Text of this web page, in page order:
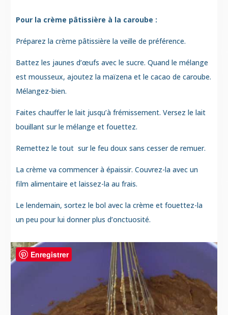
Pour la crème pâtissière à la caroube :
Préparez la crème pâtissière la veille de préférence.
Battez les jaunes d’œufs avec le sucre. Quand le mélange
est mousseux, ajoutez la maïzena etle cacao de caroube.
Mélangez-bien.
Faites chauffer le lait jusqu’à frémissement. Versez le lait
bouillant sur le mélange et fouettez.
Remettez le tout sur le feu doux sans cesser de remuer.
La crème va commencer à épaissir. Couvrez-la avec un
film alimentaire et laissez-la au frais.
Le lendemain, sortez le bol avec la crème et fouettez-la
un peu pour lui donner plus d’onctuosité.
Enregistrer